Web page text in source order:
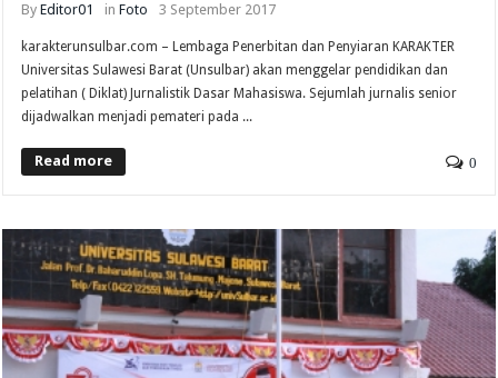
ByEditor01 inFoto 3 September 2017
karakterunsulbar.com – Lembaga Penerbitan dan Penyiaran KARAKTER
Universitas Sulawesi Barat (Unsulbar) akan menggelar pendidikan dan
pelatihan ( Diklat) Jurnalistik Dasar Mahasiswa. Sejumlah jurnalis senior
dijadwalkan menjadi pemateri pada ...
Read more 0